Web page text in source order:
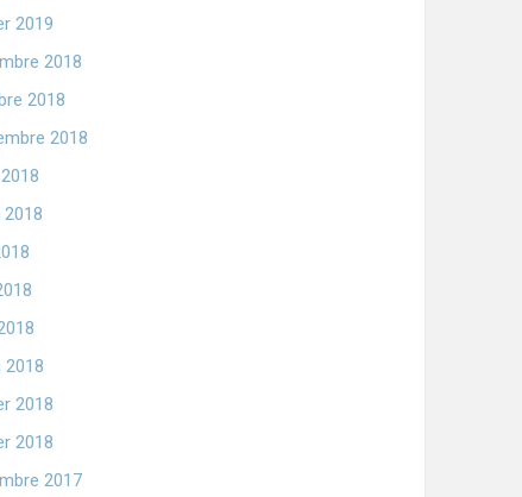
2019
2018
2018
2018
2018
2018
2018
2017